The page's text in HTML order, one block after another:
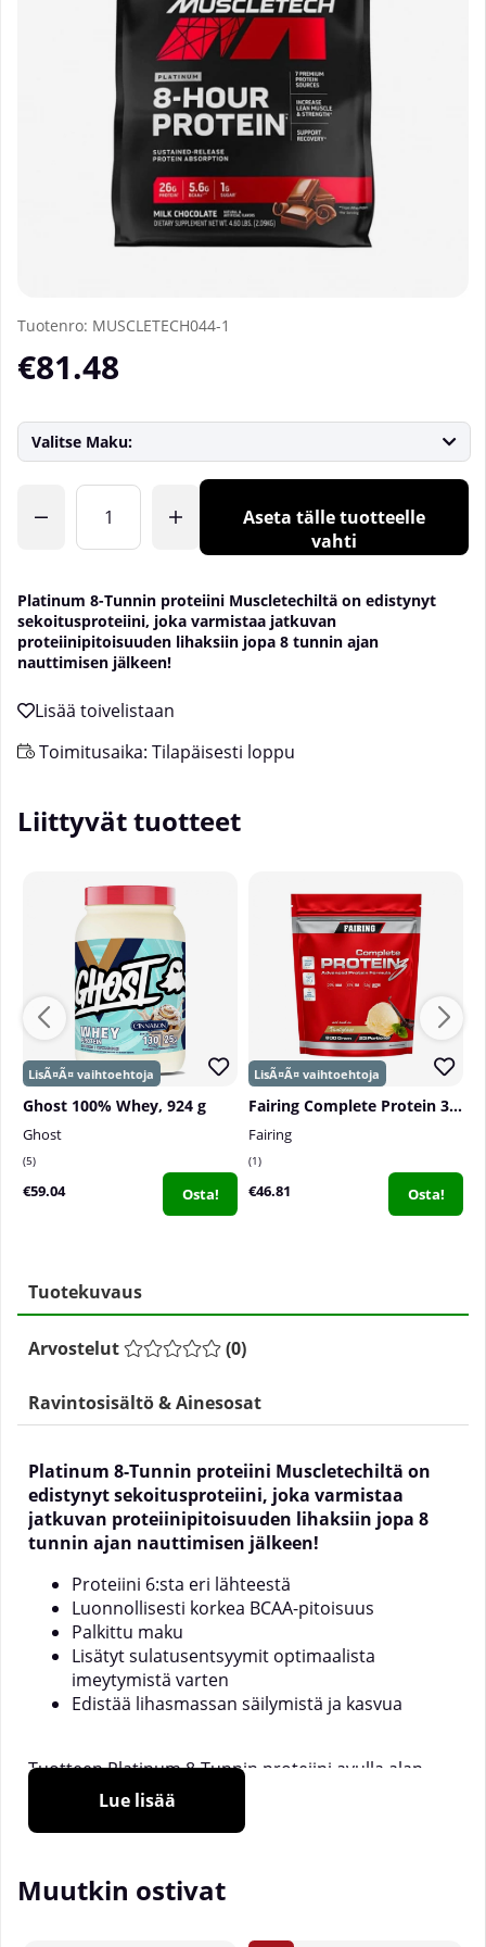
Tuotenro: MUSCLETECH044-1
€81.48
Valitse Maku:
Aseta tälle tuotteelle
vahti
Platinum 8-Tunnin proteiini Muscletechiltä on edistynyt
sekoitusproteiini, joka varmistaa jatkuvan
proteiinipitoisuuden lihaksiin jopa 8 tunnin ajan
nauttimisen jälkeen!
Toimitusaika: Tilapäisesti loppu
Liittyvät tuotteet
Ghost 100% Whey, 924 g
Ghost
5
€59.04 Osta!
Fairing Complete Protein 3, 800 g
Fairing
1
€46.81 Osta!
Tuotekuvaus
Arvostelut (0)
Ravintosisältö & Ainesosat
Platinum 8-Tunnin proteiini Muscletechiltä on
edistynyt sekoitusproteiini, joka varmistaa
jatkuvan proteiinipitoisuuden lihaksiin jopa 8
tunnin ajan nauttimisen jälkeen!
Proteiini 6:sta eri lähteestä
Luonnollisesti korkea BCAA-pitoisuus
Palkittu maku
Lisätyt sulatusentsyymit optimaalista
imeytymistä varten
Edistää lihasmassan säilymistä ja kasvua
Tuotteen Platinum 8-Tunnin proteiini avulla alan
johtava ravintolisävalmistaja Muscletech uudistaa
raaka-aineiden tarkalla yhdistelmällä harvat
eri lähteestä, joilla jokaisella on eri imeytymisnopeus
Lue lisää
Muutkin ostivat